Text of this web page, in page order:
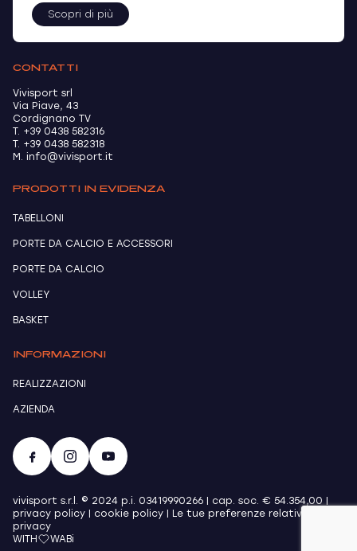
Scopri di più
CONTATTI
Vivisport srl
Via Piave, 43
Cordignano TV
T. +39 0438 582316
T. +39 0438 582318
M. info@vivisport.it
PRODOTTI IN EVIDENZA
TABELLONI
PORTE DA CALCIO E ACCESSORI
PORTE DA CALCIO
VOLLEY
BASKET
INFORMAZIONI
REALIZZAZIONI
AZIENDA
vivisport s.r.l. © 2024 p.i. 03419990266 | cap. soc. € 54.354,00 |
privacy policy
cookie policy
Le tue preferenze relative alla
privacy
WITH
WABi